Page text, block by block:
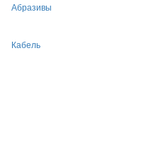
Абразивы
Кабель